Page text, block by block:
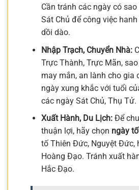
Cần tránh các ngày có
Sát Chủ để công việc
dồi dào.
Nhập Trạch, Chuyển Nhà:
Trực Thành, Trực Mãn,
may mắn, an lành cho gia
ngày xung khắc với tuổi
các ngày Sát Chủ, Thụ Tử.
Xuất Hành, Du Lịch:Để
thuận lợi, hãy chọn ngày
tố Thiên Đức, Nguyệt Đức,
Hoàng Đạo. Tránh xuất
Hắc Đạo.